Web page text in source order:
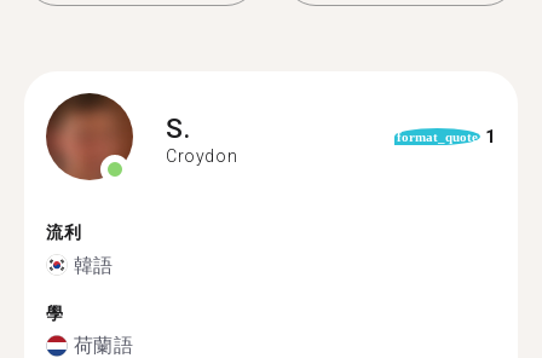
S.
Croydon
format_quote 1
流利
韓語
學
荷蘭語